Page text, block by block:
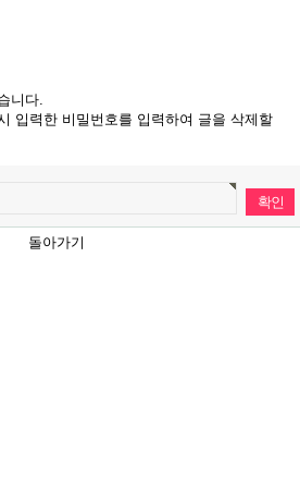
니다.
입력한 비밀번호를 입력하여 글을 삭제할
돌아가기